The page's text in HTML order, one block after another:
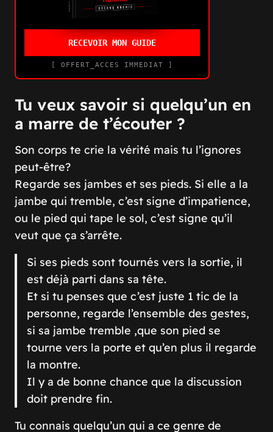
RECEVOIR MON GUIDE
[ OFFERT_ACCES IMMEDIAT ]
Tu veux savoir si quelqu’un en
a marre de t’écouter ?
Son corps te crie la vérité mais tu l’ignores
peut-être?
Regarde ses jambes et ses pieds. Si elle a la
jambe qui tremble, c’est signe d’impatience,
ou le pied qui tape le sol, c’est signe qu’il
veut que ça s’arrête.
Si ses pieds sont tournés vers la sortie, il
est déjà parti dans sa tête.
Et si tu penses que c’est juste 1 tic de la
personne, regarde l’ensemble des gestes,
si sa jambe tremble ,que son pied se
tourne vers la porte et qu’en plus il regarde
la montre.
Il y a de bonne chance que la discussion
doit prendre fin.
Tu connais quelqu’un qui a ce genre de